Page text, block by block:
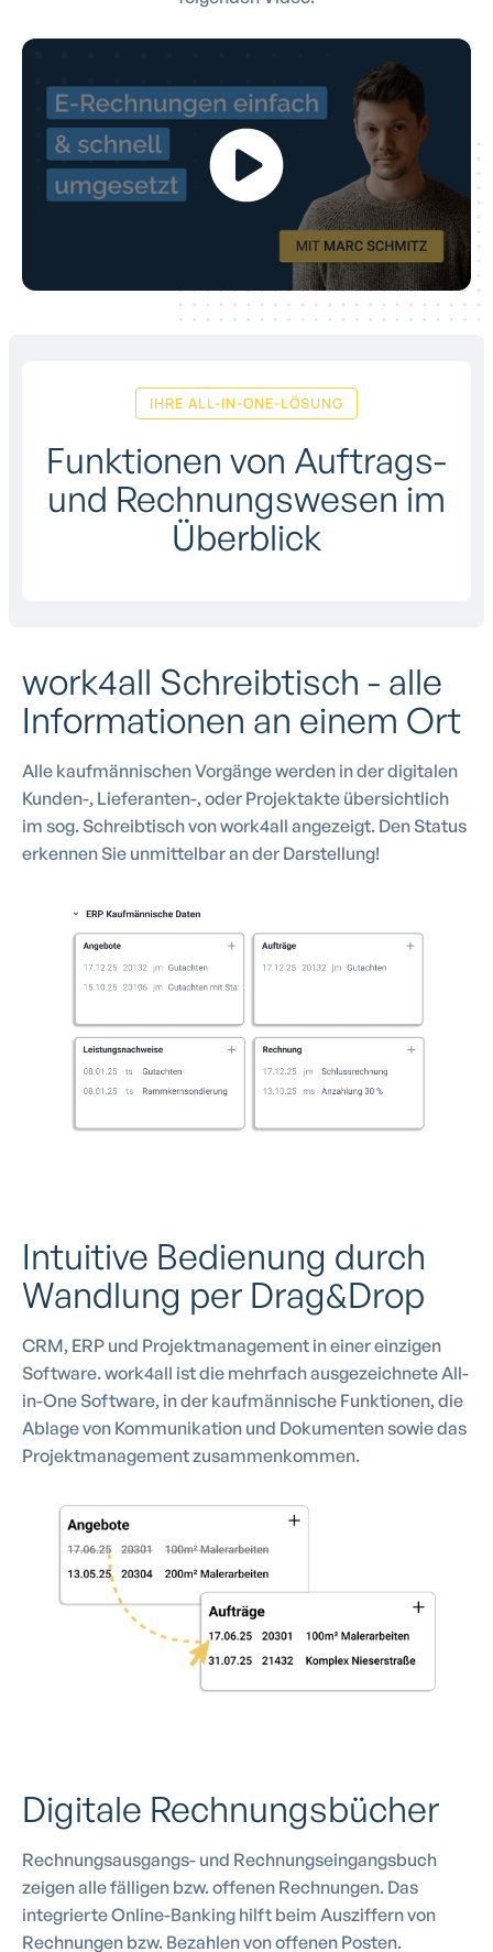
IHRE ALL-IN-ONE-LÖSUNG
Funktionen von Auftrags-
und Rechnungswesen im
Überblick
work4all Schreibtisch - alle
Informationen an einem Ort
Alle kaufmännischen Vorgänge werden in der digitalen
Kunden-, Lieferanten-, oder Projektakte übersichtlich
im sog. Schreibtisch von work4all angezeigt. Den Status
erkennen Sie unmittelbar an der Darstellung!
Intuitive Bedienung durch
Wandlung per Drag&Drop
CRM, ERP und Projektmanagement in einer einzigen
Software. work4all ist die mehrfach ausgezeichnete All-
in-One Software, in der kaufmännische Funktionen, die
Ablage von Kommunikation und Dokumenten sowie das
Projektmanagement zusammenkommen.
Digitale Rechnungsbücher
Rechnungsausgangs- und Rechnungseingangsbuch
zeigen alle fälligen bzw. offenen Rechnungen. Das
integrierte Online-Banking hilft beim Ausziffern von
Rechnungen bzw. Bezahlen von offenen Posten.